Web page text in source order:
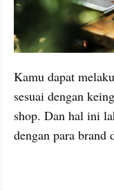
Kamu dapat
sesuai dengan
shop. Dan hal ini
dengan para brand